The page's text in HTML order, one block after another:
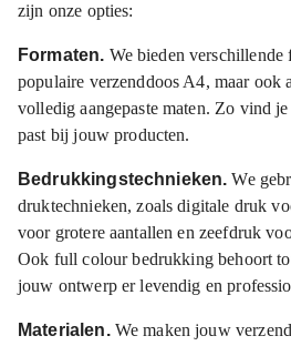
zijn onze opties:
Formaten. We bieden verschillende
populaire verzenddoos A4, maar ook
volledig aangepaste maten. Zo vind
past bij jouw producten.
Bedrukkingstechnieken. We
druktechnieken, zoals digitale druk
voor grotere aantallen en zeefdruk
Ook full colour bedrukking behoort
jouw ontwerp er levendig en
Materialen. We maken jouw